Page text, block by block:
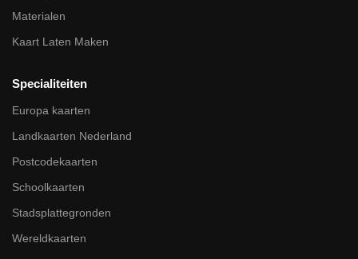
Materialen
Kaart Laten Maken
Specialiteiten
Europa kaarten
Landkaarten Nederland
Postcodekaarten
Schoolkaarten
Stadsplattegronden
Wereldkaarten